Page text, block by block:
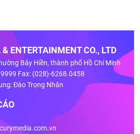
ENTERTAINMENT CO., LTD
Bảy Hiền, thành phố Hồ Chí Minh
Fax: (028)-6268.0458
Đào Trọng Nhân